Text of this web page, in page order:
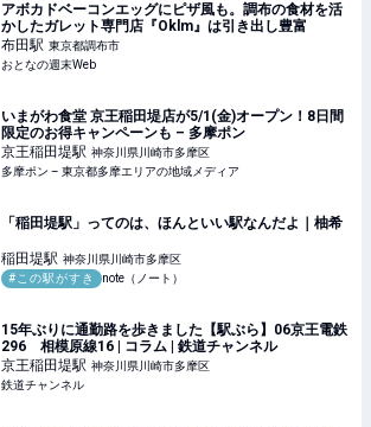
アボカドベーコンエッグにピザ風も。調布の食材を活
かしたガレット専門店『Oklm』は引き出し豊富
布田駅 東京都調布市
おとなの週末Web
いまがわ食堂 京王稲田堤店が5/1(金)オープン！8日間
限定のお得キャンペーンも – 多摩ポン
京王稲田堤駅 神奈川県川崎市多摩区
多摩ポン – 東京都多摩エリアの地域メディア
「稲田堤駅」ってのは、ほんといい駅なんだよ｜柚希
稲田堤駅 神奈川県川崎市多摩区
#この駅がすき
note（ノート）
15年ぶりに通勤路を歩きました【駅ぶら】06京王電鉄
296 相模原線16 | コラム | 鉄道チャンネル
京王稲田堤駅 神奈川県川崎市多摩区
鉄道チャンネル